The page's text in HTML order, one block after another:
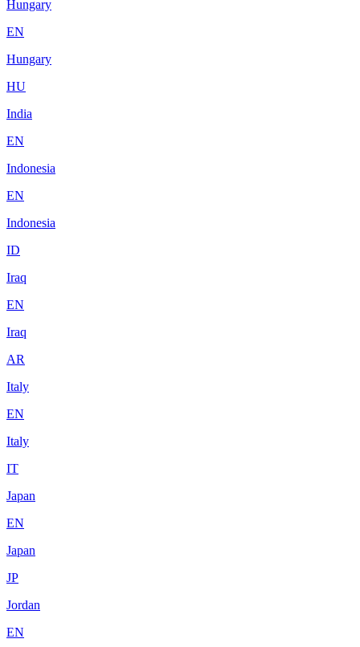
Hungary
EN
Hungary
HU
India
EN
Indonesia
EN
Indonesia
ID
Iraq
EN
Iraq
AR
Italy
EN
Italy
IT
Japan
EN
Japan
JP
Jordan
EN